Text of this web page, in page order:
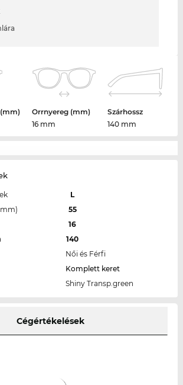
(mm)
Orrnyereg (mm)
16 mm
Szárhossz
140 mm
L
55
16
140
Női és Férfi
Komplett keret
Shiny Transp.green
Cégértékelések